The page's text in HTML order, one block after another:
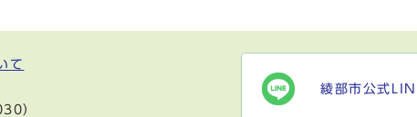
て
）
綾部市公式